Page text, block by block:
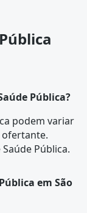
Pública?
podem variar
Pública.
em São